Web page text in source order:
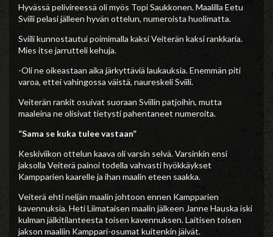
Hyvässä pelivireessä oli myös Topi Saukkonen. Maalilla Eetu
Sviili pelasi jälleen hyvän ottelun, numeroista huolimatta.
Sviili kunnostautui poimimalla kaksi Veiterän kaksi rankkaria.
Mies itse jarrutteli kehuja.
-Oli ne oikeastaan aika järkyttäviä laukauksia. Enemmän piti
varoa, ettei vahingossa väistä, naureskeli Sviili.
Veiterän rankit osuivat suoraan Sviilin patjoihin, mutta
maaleina ne olisivat tietysti pahentaneet numeroita.
”Sama se kuka tulee vastaan”
Keskiviikon ottelun kaava oli varsin selvä. Varsinkin ensi
jaksolla Veiterä painoi todella vahvasti hyökkäykset
Kampparien kaarelle ja ihan maalin eteen saakka.
Veiterä ehti neljän maalin johtoon ennen Kampparien
kavennuksia. Heti Liimataisen maalin jälkeen Janne Hauska iski
kulman jälkitilanteesta toisen kavennuksen. Laitisen toisen
jakson maaliin Kamppari-osumat kuitenkin jäivät.